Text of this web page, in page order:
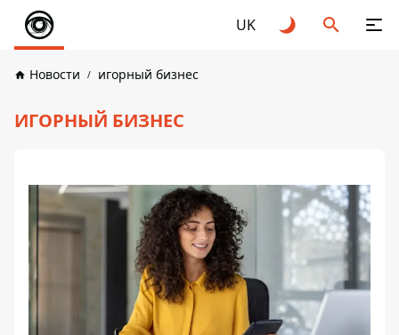
UK
Новости игорный бизнес
ИГОРНЫЙ БИЗНЕС